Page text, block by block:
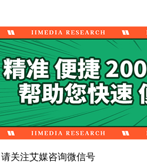
关注艾媒咨询微信号